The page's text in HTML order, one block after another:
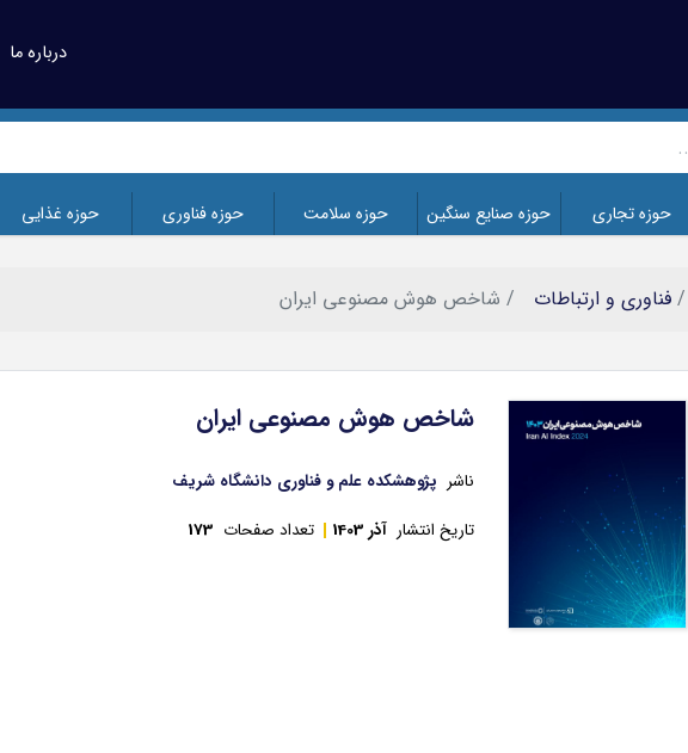
درباره ما
حوزه تجاری حوزه صنایع سنگین حوزه سلامت حوزه فناوری حوزه غذایی
فناوری و ارتباطات شاخص هوش مصنوعی ایران
تصویر شاخص هوش مصنوعی ایران
ناشر پژوهشکده علم و فناوری دانشگاه شریف
تاریخ انتشار آذر 1403 تعداد صفحات 173